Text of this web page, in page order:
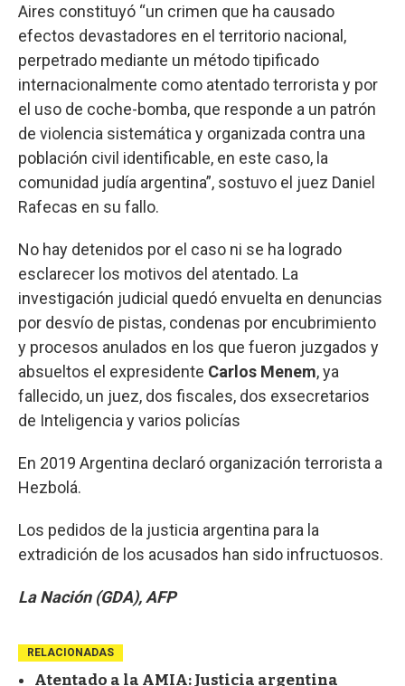
Aires constituyó “un crimen que ha causado
efectos devastadores en el territorio nacional,
perpetrado mediante un método tipificado
internacionalmente como atentado terrorista y por
el uso de coche-bomba, que responde a un patrón
de violencia sistemática y organizada contra una
población civil identificable, en este caso, la
comunidad judía argentina”, sostuvo el juez Daniel
Rafecas en su fallo.
No hay detenidos por el caso ni se ha logrado
esclarecer los motivos del atentado. La
investigación judicial quedó envuelta en denuncias
por desvío de pistas, condenas por encubrimiento
y procesos anulados en los que fueron juzgados y
absueltos el expresidente Carlos Menem, ya
fallecido, un juez, dos fiscales, dos exsecretarios
de Inteligencia y varios policías
En 2019 Argentina declaró organización terrorista a
Hezbolá.
Los pedidos de la justicia argentina para la
extradición de los acusados han sido infructuosos.
La Nación (GDA), AFP
RELACIONADAS
Atentado a la AMIA: Justicia argentina